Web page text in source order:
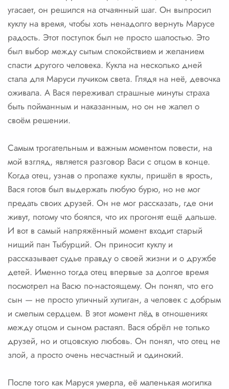
угасает, он решился на отчаянный шаг. Он выпросил
куклу на время, чтобы хоть ненадолго вернуть Марусе
радость. Этот поступок был не просто шалостью. Это
был выбор между сытым спокойствием и желанием
спасти другого человека. Кукла на несколько дней
стала для Маруси лучиком света. Глядя на неё, девочка
оживала. А Вася переживал страшные минуты страха
быть пойманным и наказанным, но он не жалел о
своём решении.
Самым трогательным и важным моментом повести, на
мой взгляд, является разговор Васи с отцом в конце.
Когда отец, узнав о пропаже куклы, пришёл в ярость,
Вася готов был выдержать любую бурю, но не мог
предать своих друзей. Он не мог рассказать, где они
живут, потому что боялся, что их прогонят ещё дальше.
И вот в самый напряжённый момент входит старый
нищий пан Тыбурций. Он приносит куклу и
рассказывает судье правду о своей жизни и о дружбе
детей. Именно тогда отец впервые за долгое время
посмотрел на Васю по-настоящему. Он понял, что его
сын — не просто уличный хулиган, а человек с добрым
и смелым сердцем. В этот момент лёд в отношениях
между отцом и сыном растаял. Вася обрёл не только
друзей, но и отцовскую любовь. Он понял, что отец не
злой, а просто очень несчастный и одинокий.
После того как Маруся умерла, её маленькая могилка